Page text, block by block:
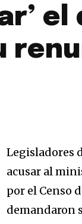
el
Legisladores
acusar al
por el Censo
demandaron